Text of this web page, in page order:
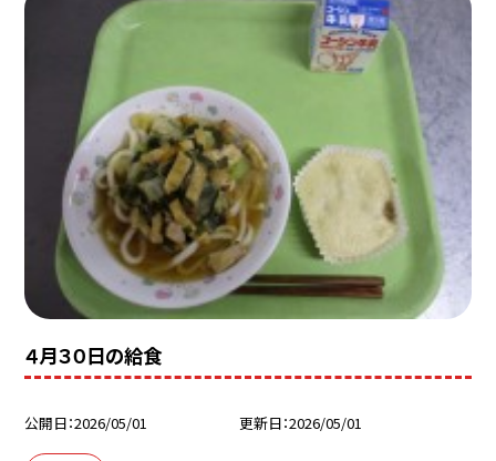
４月３０日の給食
公開日 2026/05/01 更新日 2026/05/01